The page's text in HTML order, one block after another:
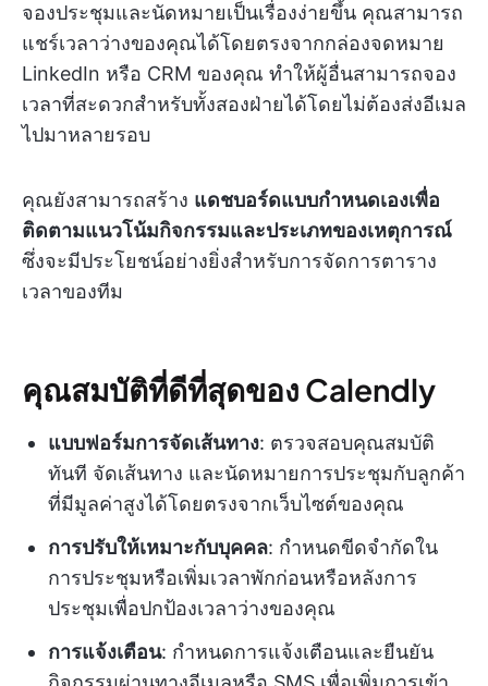
จองประชุมและนัดหมายเป็นเรื่องง่ายขึ้น คุณสามารถ
แชร์เวลาว่างของคุณได้โดยตรงจากกล่องจดหมาย
LinkedIn หรือ CRM ของคุณ ทำให้ผู้อื่นสามารถจอง
เวลาที่สะดวกสำหรับทั้งสองฝ่ายได้โดยไม่ต้องส่งอีเมล
ไปมาหลายรอบ
คุณยังสามารถสร้าง แดชบอร์ดแบบกำหนดเองเพื่อ
ติดตามแนวโน้มกิจกรรมและประเภทของเหตุการณ์
ซึ่งจะมีประโยชน์อย่างยิ่งสำหรับการจัดการตาราง
เวลาของทีม
คุณสมบัติที่ดีที่สุดของ Calendly
แบบฟอร์มการจัดเส้นทาง: ตรวจสอบคุณสมบัติ
ทันที จัดเส้นทาง และนัดหมายการประชุมกับลูกค้า
ที่มีมูลค่าสูงได้โดยตรงจากเว็บไซต์ของคุณ
การปรับให้เหมาะกับบุคคล: กำหนดขีดจำกัดใน
การประชุมหรือเพิ่มเวลาพักก่อนหรือหลังการ
ประชุมเพื่อปกป้องเวลาว่างของคุณ
การแจ้งเตือน: กำหนดการแจ้งเตือนและยืนยัน